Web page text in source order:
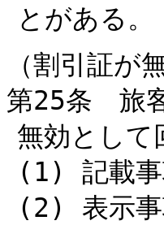
とがある。
（割引証が
第25条 旅
無効として
(1) 記載事
(2) 表示事